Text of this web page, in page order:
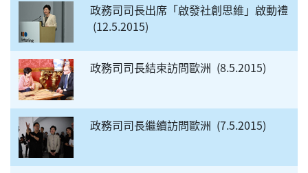
政務司司長出席「啟發社創思維」啟動禮
12.5.2015
政務司司長結束訪問歐洲 8.5.2015
政務司司長繼續訪問歐洲 7.5.2015